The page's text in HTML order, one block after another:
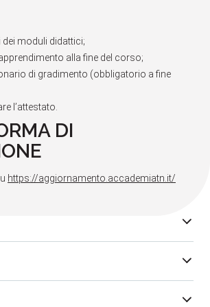
moduli didattici;
alla fine del corso;
di gradimento (obbligatorio a fine
l’attestato.
DI
https://aggiornamento.accademiatn.it/